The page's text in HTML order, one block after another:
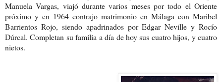
Manuela Vargas, viajó durante varios meses por todo el Oriente
próximo y en 1964 contrajo matrimonio en Málaga con Maribel
Barrientos Rojo, siendo apadrinados por Edgar Neville y Rocío
Dúrcal. Completan su familia a día de hoy sus cuatro hijos, y cuatro
nietos.